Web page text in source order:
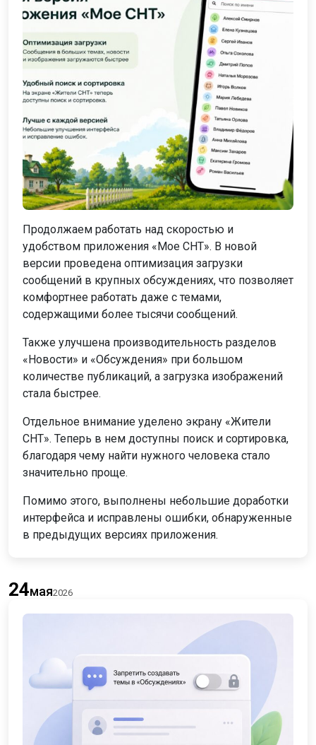
Продолжаем работать над скоростью и
удобством приложения «Мое СНТ». В новой
версии проведена оптимизация загрузки
сообщений в крупных обсуждениях, что позволяет
комфортнее работать даже с темами,
содержащими более тысячи сообщений.
Также улучшена производительность разделов
«Новости» и «Обсуждения» при большом
количестве публикаций, а загрузка изображений
стала быстрее.
Отдельное внимание уделено экрану «Жители
СНТ». Теперь в нем доступны поиск и сортировка,
благодаря чему найти нужного человека стало
значительно проще.
Помимо этого, выполнены небольшие доработки
интерфейса и исправлены ошибки, обнаруженные
в предыдущих версиях приложения.
24мая2026